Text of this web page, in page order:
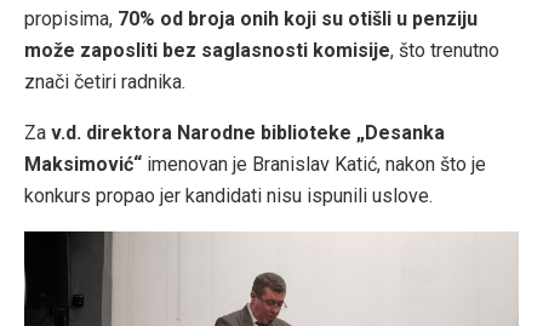
propisima, 70% od broja onih koji su otišli u penziju
može zaposliti bez saglasnosti komisije, što trenutno
znači četiri radnika.
Za v.d. direktora Narodne biblioteke „Desanka
Maksimović“ imenovan je Branislav Katić, nakon što je
konkurs propao jer kandidati nisu ispunili uslove.